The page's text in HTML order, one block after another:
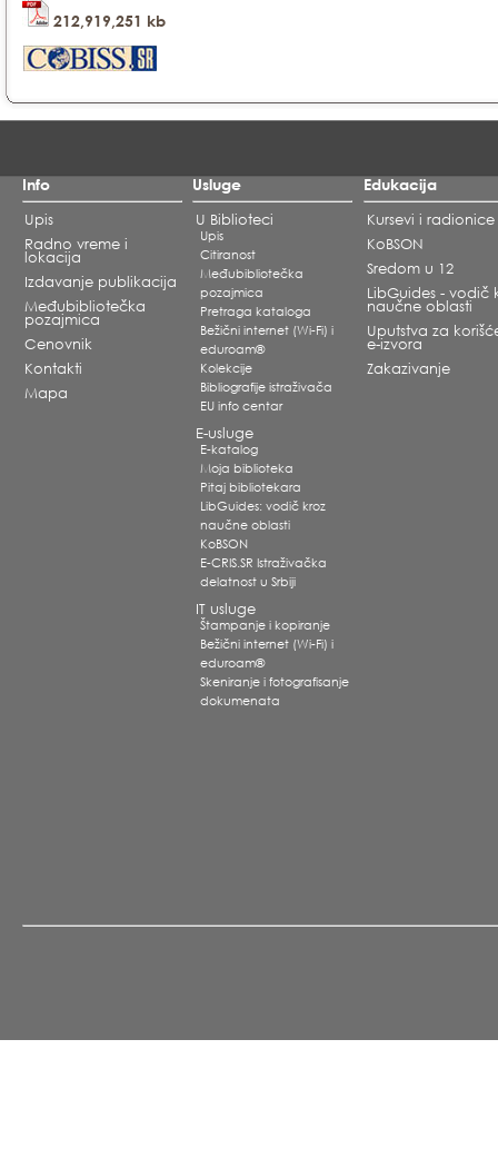
212,919,251 kb
Info
Upis
Radno vreme i
lokacija
Izdavanje publikacija
Međubibliotečka
pozajmica
Cenovnik
Kontakti
Mapa
Usluge
U Biblioteci
Upis
Citiranost
Međubibliotečka
pozajmica
Pretraga kataloga
Bežični internet (Wi-Fi) i
eduroam®
Kolekcije
Bibliografije istraživača
EU info centar
E-usluge
E-katalog
Moja biblioteka
Pitaj bibliotekara
LibGuides: vodič kroz
naučne oblasti
KoBSON
E-CRIS.SR Istraživačka
delatnost u Srbiji
IT usluge
Štampanje i kopiranje
Bežični internet (Wi-Fi) i
eduroam®
Skeniranje i fotografisanje
dokumenata
Edukacija
Kursevi i radionice
KoBSON
Sredom u 12
LibGuides - vodič
naučne oblasti
Uputstva za
e-izvora
Zakazivanje